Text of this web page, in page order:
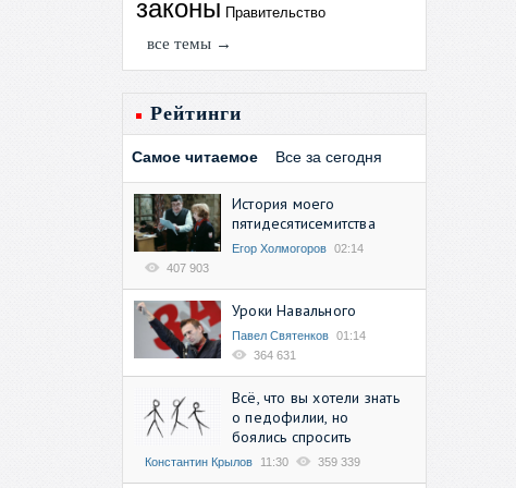
законы Правительство
все темы →
Рейтинги
Самое читаемое Все за сегодня
История моего
пятидесятисемитства
Егор Холмогоров 02:14
407 903
Уроки Навального
Павел Святенков 01:14
364 631
Всё, что вы хотели знать
о педофилии, но
боялись спросить
Константин Крылов 11:30 359 339